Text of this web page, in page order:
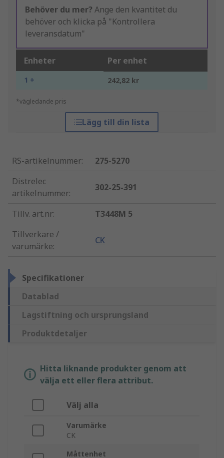
Behöver du mer? Ange den kvantitet du
behöver och klicka på "Kontrollera
leveransdatum"
Enheter Per enhet
1 + 242,82 kr
*vägledande pris
Lägg till din lista
RS-artikelnummer:
275-5270
Distrelec
artikelnummer:
302-25-391
Tillv. art.nr:
T3448M 5
Tillverkare /
varumärke:
CK
Specifikationer
Datablad
Lagstiftning och ursprungsland
Produktdetaljer
Hitta liknande produkter genom att
välja ett eller flera attribut.
Välj alla
Varumärke
CK
Måttenhet